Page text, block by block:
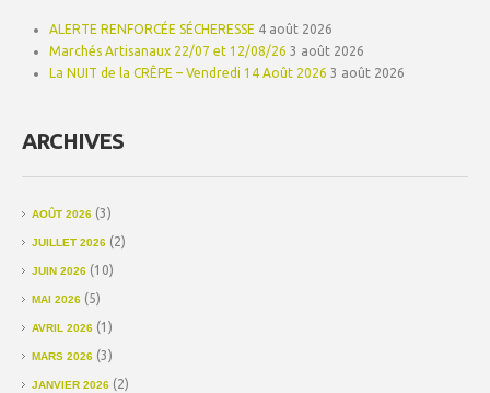
ALERTE RENFORCÉE SÉCHERESSE 4 août 2026
Marchés Artisanaux 22/07 et 12/08/26 3 août 2026
La NUIT de la CRÊPE – Vendredi 14 Août 2026 3 août 2026
ARCHIVES
AOÛT 2026 (3)
JUILLET 2026 (2)
JUIN 2026 (10)
MAI 2026 (5)
AVRIL 2026 (1)
MARS 2026 (3)
JANVIER 2026 (2)